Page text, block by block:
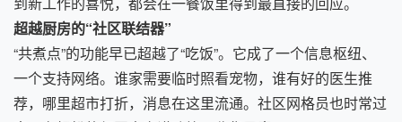
超越厨房的“社区联结器”
“共煮点”的功能早已超越了“吃饭”。它成了一个信息枢纽、
一个支持网络。谁家需要临时照看宠物，谁有好的医生推
荐，哪里超市打折，消息在这里流通。社区网格员也时常过